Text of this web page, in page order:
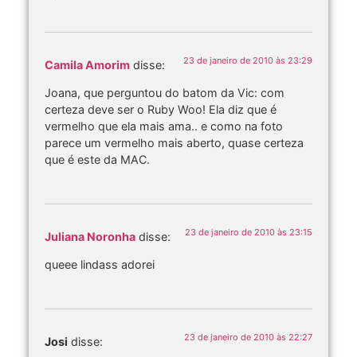
Camila Amorim disse: 23 de janeiro de 2010 às 23:29
Joana, que perguntou do batom da Vic: com
certeza deve ser o Ruby Woo! Ela diz que é
vermelho que ela mais ama.. e como na foto
parece um vermelho mais aberto, quase certeza
que é este da MAC.
Juliana Noronha disse: 23 de janeiro de 2010 às 23:15
queee lindass adorei
Josi disse: 23 de janeiro de 2010 às 22:27